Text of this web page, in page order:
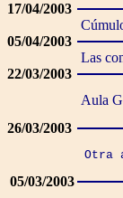
17/04/2003
05/04/2003
Las
22/03/2003
Aula
26/03/2003
Otra
05/03/2003